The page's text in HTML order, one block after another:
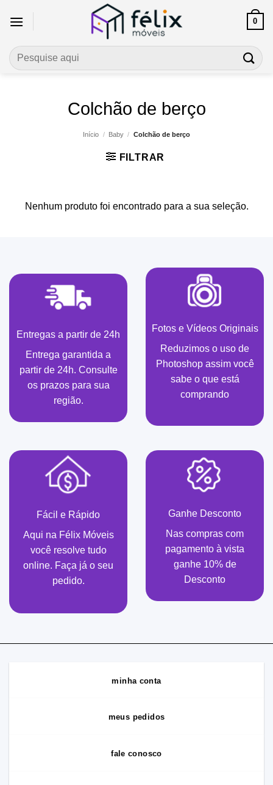
0
Pesquisar
por:
Colchão de berço
Início / Baby / Colchão de berço
FILTRAR
Nenhum produto foi encontrado para a sua seleção.
Entregas a partir de 24h
Entrega garantida a
partir de 24h. Consulte
os prazos para sua
região.
Fotos e Vídeos Originais
Reduzimos o uso de
Photoshop assim você
sabe o que está
comprando
Fácil e Rápido
Aqui na Félix Móveis
você resolve tudo
online. Faça já o seu
pedido.
Ganhe Desconto
Nas compras com
pagamento à vista
ganhe 10% de
Desconto
minha conta
meus pedidos
fale conosco